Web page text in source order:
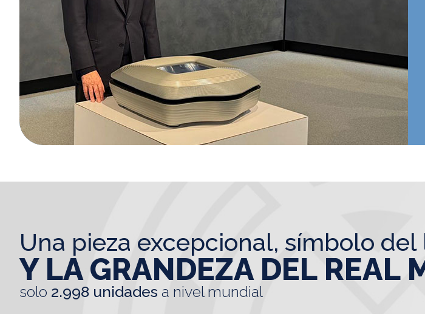
una pieza excepcional, símbolo
Y LA GRANDEZA DEL REAL
solo 2.998 unidades a nivel mundial